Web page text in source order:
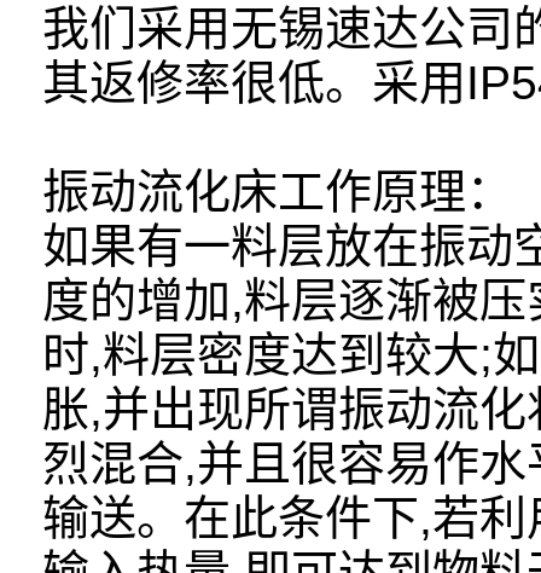
我们采用无锡速达公司
其返修率很低。采用
振动流化床工作原理：
如果有一料层放在振动
度的增加,料层逐渐被
时,料层密度达到较大;
胀,并出现所谓振动流
烈混合,并且很容易作
输送。在此条件下,若